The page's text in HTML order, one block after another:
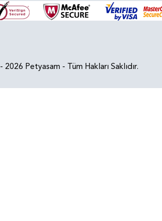
Petyasam - Tüm Hakları Saklıdır.